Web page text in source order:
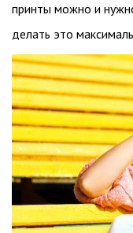
принты можно и
делать это